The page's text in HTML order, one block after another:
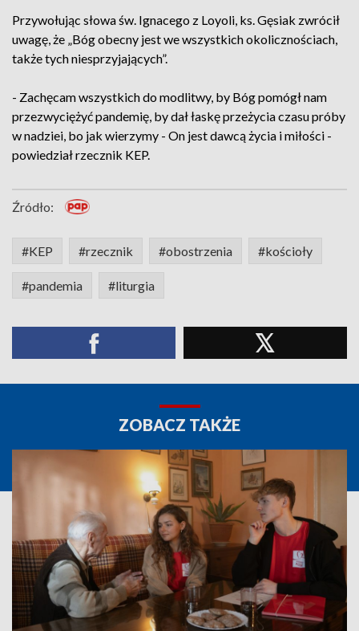
Przywołując słowa św. Ignacego z Loyoli, ks. Gęsiak zwrócił
uwagę, że „Bóg obecny jest we wszystkich okolicznościach,
także tych niesprzyjających”.
- Zachęcam wszystkich do modlitwy, by Bóg pomógł nam
przezwyciężyć pandemię, by dał łaskę przeżycia czasu próby
w nadziei, bo jak wierzymy - On jest dawcą życia i miłości -
powiedział rzecznik KEP.
Źródło:
#KEP #rzecznik #obostrzenia #kościoły
#pandemia #liturgia
ZOBACZ TAKŻE